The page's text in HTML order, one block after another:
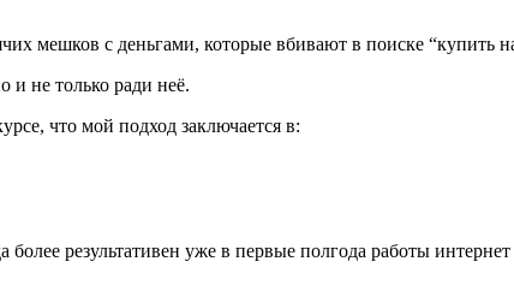
мешков с деньгами, которые вбивают в поиске “купить
и не только ради неё.
что мой подход заключается в:
результативен уже в первые полгода работы